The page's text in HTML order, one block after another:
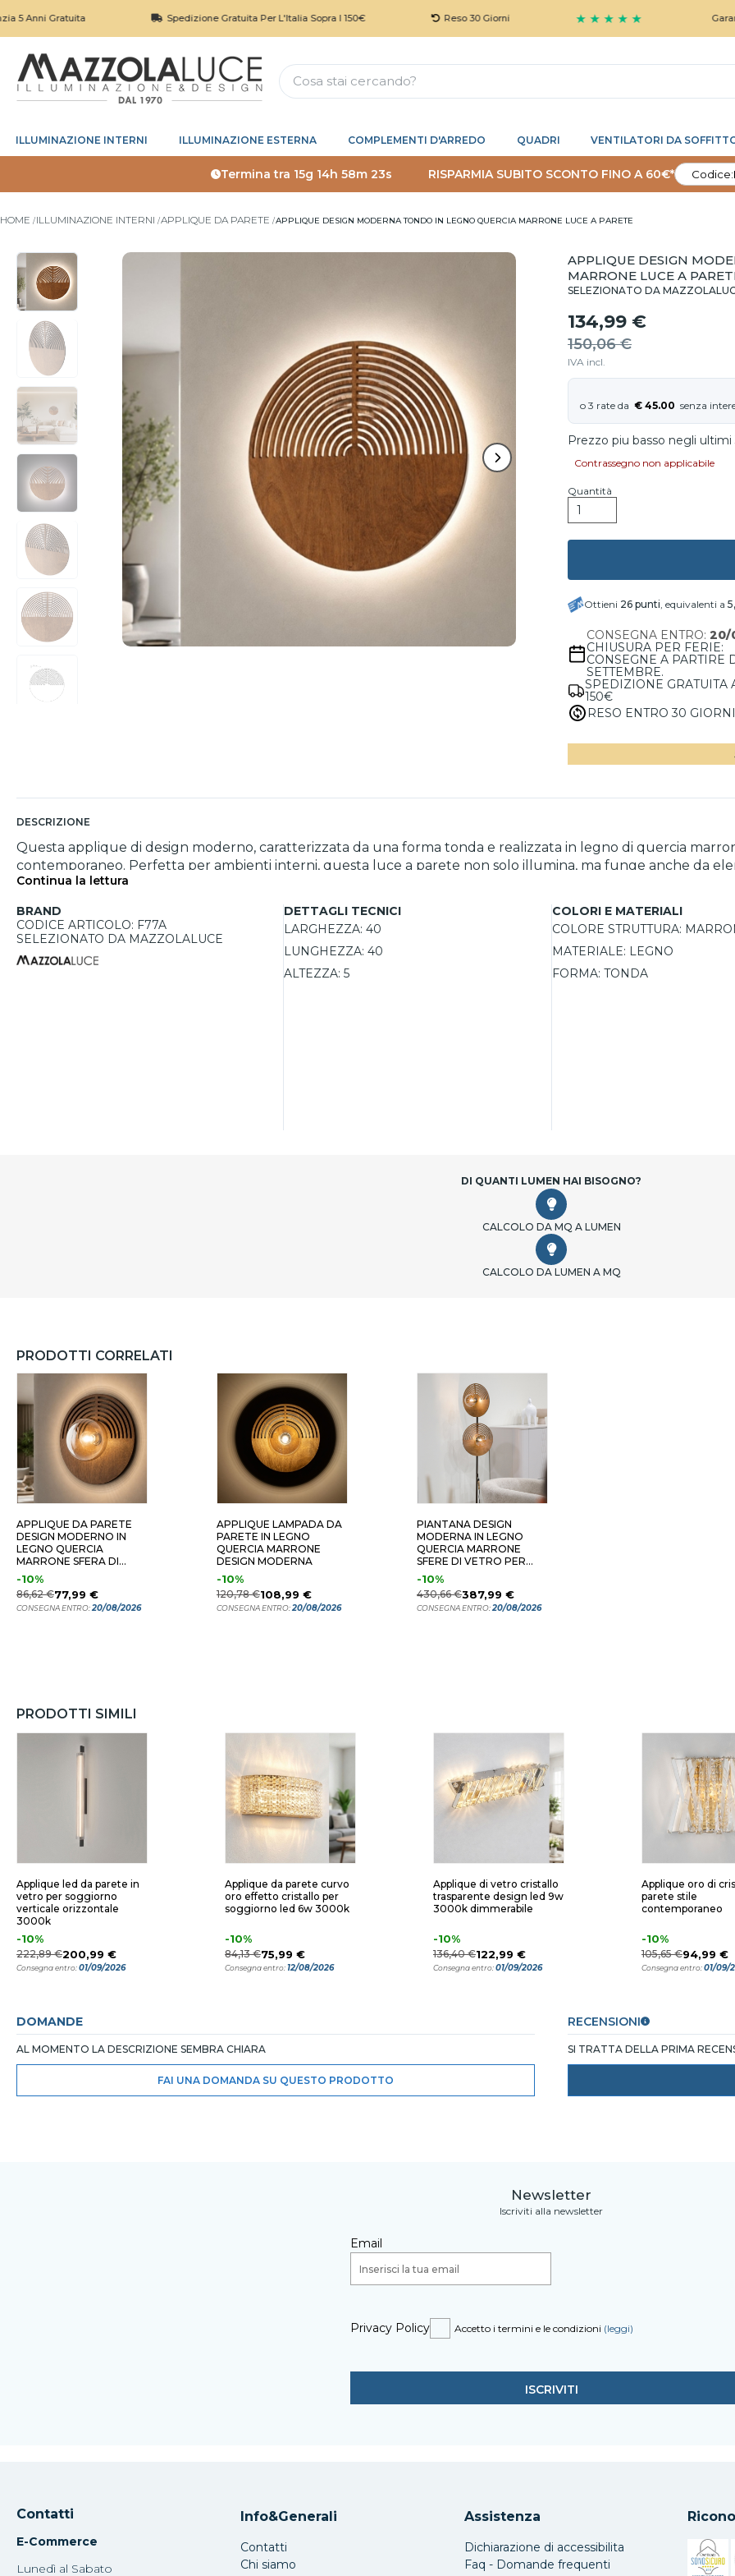
Gratuita Spedizione Gratuita Per L'Italia Sopra I 150€ Reso 30 Giorni ★ ★ ★ ★ ★ Garanzia 5
ILLUMINAZIONE INTERNI ILLUMINAZIONE ESTERNA COMPLEMENTI D'ARREDO QUADRI VENTILATORI DA
Termina tra 15g 14h 58m 22s RISPARMIA SUBITO SCONTO FINO A 60€* Codice:
HOME ILLUMINAZIONE INTERNI APPLIQUE DA PARETE APPLIQUE DESIGN MODERNA TONDO IN LEGNO QUERCIA MARRONE LUCE A PARETE
APPLIQUE DESIGN
MARRONE LUCE A
SELEZIONATO DA
134,99 €
150,06 €
IVA incl.
€ 45.00
Prezzo piu basso negli ultimi
Contrassegno non applicabile
Quantità
Ottieni 26 punti, equivalenti a
CONSEGNA ENTRO:20/
CHIUSURA PER FERIE:
CONSEGNE A PARTIRE
SETTEMBRE.
SPEDIZIONE GRATUITA
150€
RESO ENTRO 30 GIORNI
DESCRIZIONE
Questa applique di design moderno, caratterizzata da una forma tonda e realizzata in legno di quercia
contemporaneo. Perfetta per ambienti interni, questa luce a parete non solo illumina, ma funge anche da
raffinatezza. La struttura in legno offre una finitura naturale, mentre il motivo a strisce garantisce
utilizzare lampadine dimmerabili, puoi facilmente regolare l'intensità della luce, creando l'atmosfera ideale per
Continua la lettura
BRAND
CODICE ARTICOLO: F77A
SELEZIONATO DA MAZZOLALUCE
DETTAGLI TECNICI
LARGHEZZA: 40
LUNGHEZZA: 40
ALTEZZA: 5
COLORI E MATERIALI
COLORE STRUTTURA:
MATERIALE: LEGNO
FORMA: TONDA
DI QUANTI LUMEN HAI BISOGNO?
CALCOLO DA MQ A LUMEN
CALCOLO DA LUMEN A MQ
PRODOTTI CORRELATI
APPLIQUE DA PARETE
DESIGN MODERNO IN
LEGNO QUERCIA
MARRONE SFERA DI
VETRO
-10%
86,62 €77,99 €
CONSEGNA ENTRO:20/08/2026
APPLIQUE LAMPADA DA
PARETE IN LEGNO
QUERCIA MARRONE
DESIGN MODERNA
-10%
120,78 €108,99 €
CONSEGNA ENTRO:20/08/2026
PIANTANA DESIGN
MODERNA IN LEGNO
QUERCIA MARRONE
SFERE DI VETRO PER
SOGGIORNO
-10%
430,66 €387,99 €
CONSEGNA ENTRO:20/08/2026
PRODOTTI SIMILI
Applique led da parete in
vetro per soggiorno
verticale orizzontale
3000k
-10%
222,89 €200,99 €
Consegna entro:01/09/2026
Applique da parete curvo
oro effetto cristallo per
soggiorno led 6w 3000k
-10%
84,13 €75,99 €
Consegna entro:12/08/2026
Applique di vetro cristallo
trasparente design led 9w
3000k dimmerabile
-10%
136,40 €122,99 €
Consegna entro:01/09/2026
Applique oro di
parete stile
contemporaneo
-10%
105,65 €94,99 €
Consegna entro:01/09/
DOMANDE
AL MOMENTO LA DESCRIZIONE SEMBRA CHIARA
FAI UNA DOMANDA SU QUESTO PRODOTTO
RECENSIONI
SI TRATTA DELLA PRIMA
Newsletter
Iscriviti alla newsletter
Email
Privacy Policy Accetto i termini e le condizioni (leggi)
Contatti
E-Commerce
Lunedì al Sabato
Info&Generali
Contatti
Chi siamo
Assistenza
Dichiarazione di accessibilita
Faq - Domande frequenti